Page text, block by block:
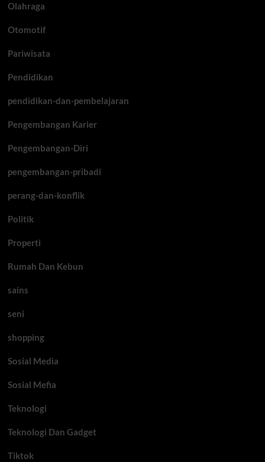
Olahraga
Otomotif
Pariwisata
Pendidikan
pendidikan-dan-pembelajaran
Pengembangan Karier
Pengembangan-Diri
pengembangan-pribadi
perang-dan-konflik
Politik
Properti
Rumah Dan Kebun
sains
seni
shopping
Sosial Media
Sosial Mefia
Teknologi
Teknologi Dan Gadget
Tiktok